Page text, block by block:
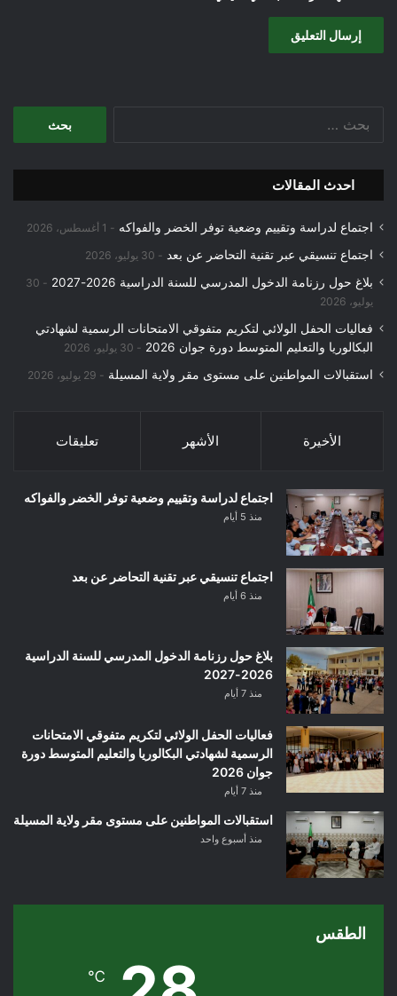
احدث المقالات
اجتماع لدراسة وتقييم وضعية توفر الخضر والفواكه 1 أغسطس، 2026
اجتماع تنسيقي عبر تقنية التحاضر عن بعد 30 يوليو، 2026
بلاغ حول رزنامة الدخول المدرسي للسنة الدراسية 2026-2027
30
يوليو، 2026
فعاليات الحفل الولائي لتكريم متفوقي الامتحانات الرسمية لشهادتي
البكالوريا والتعليم المتوسط دورة جوان 2026
30 يوليو، 2026
استقبالات المواطنين على مستوى مقر ولاية المسيلة 29 يوليو، 2026
الأخيرة الأشهر تعليقات
اجتماع لدراسة وتقييم وضعية توفر الخضر والفواكه
منذ 5 أيام
اجتماع تنسيقي عبر تقنية التحاضر عن بعد
منذ 6 أيام
بلاغ حول رزنامة الدخول المدرسي للسنة الدراسية
2026-2027
منذ 7 أيام
فعاليات الحفل الولائي لتكريم متفوقي الامتحانات
الرسمية لشهادتي البكالوريا والتعليم المتوسط دورة
جوان 2026
منذ 7 أيام
استقبالات المواطنين على مستوى مقر ولاية المسيلة
منذ أسبوع واحد
الطقس
℃